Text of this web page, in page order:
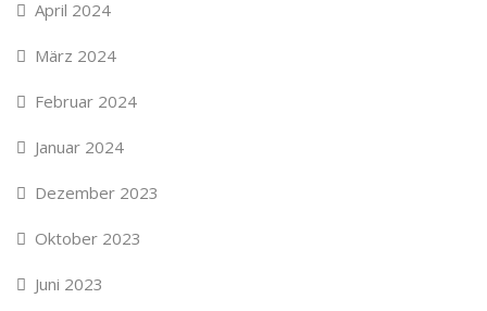
April 2024
März 2024
Februar 2024
Januar 2024
Dezember 2023
Oktober 2023
Juni 2023